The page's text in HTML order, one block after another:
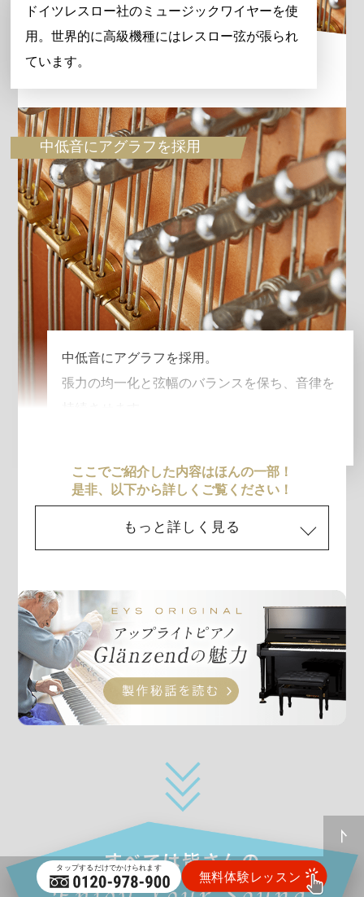
ドイツレスロー社のミュージックワイヤーを使
用。世界的に高級機種にはレスロー弦が張られ
ています。
中低音にアグラフを採用
中低音にアグラフを採用。
張力の均一化と弦幅のバランスを保ち、音律を
ここでご紹介した内容はほんの一部！
是非、以下から詳しくご覧ください！
もっと詳しく見る